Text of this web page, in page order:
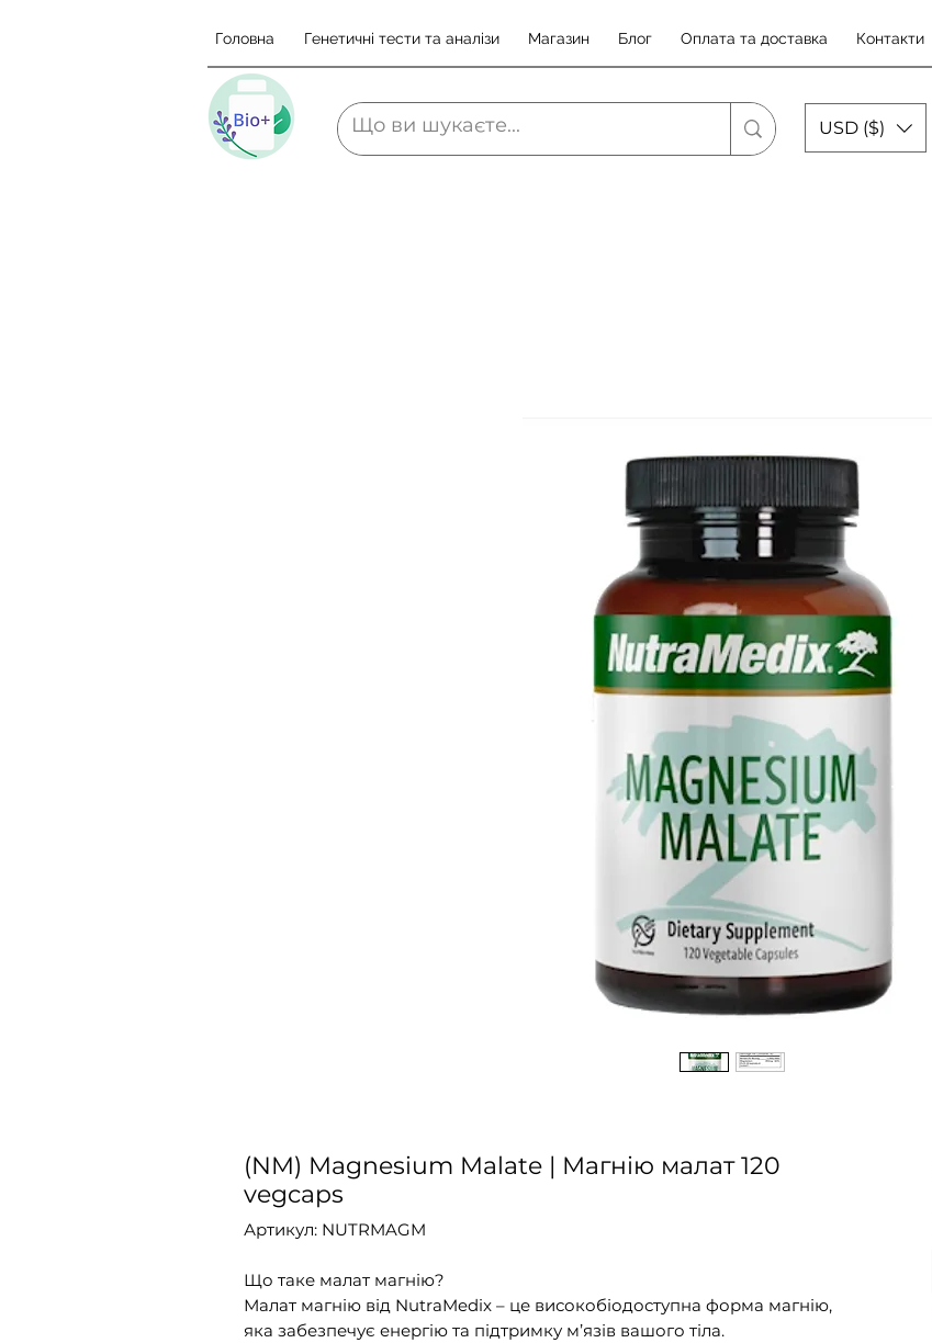
USD ($)
Головна Генетичні тести та аналізи Магазин Блог Оплата та доставка Контакти
(NM) Magnesium Malate | Магнію малат 120
vegcaps
Артикул: NUTRMAGM
Що таке малат магнію?
Малат магнію від NutraMedix – це високобіодоступна форма магнію,
яка забезпечує енергію та підтримку м’язів вашого тіла.